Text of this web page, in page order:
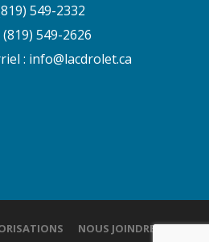
549-2332
549-2626
: info@lacdrolet.ca
NOUS JOINDRE